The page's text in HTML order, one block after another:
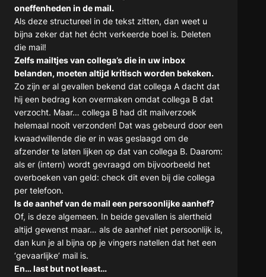
oneffenheden in de mail.
Als deze structureel in de tekst zitten, dan weet u
bijna zeker dat het écht verkeerde boel is. Deleten
die mail!
Zelfs mailtjes van collega’s die in uw inbox
belanden, moeten altijd kritisch worden bekeken.
Zo zijn er al gevallen bekend dat collega A dacht dat
hij een bedrag kon overmaken omdat collega B dat
verzocht. Maar… collega B had dit mailverzoek
helemaal nooit verzonden! Dat was gebeurd door een
kwaadwillende die er in was geslaagd om de
afzender te laten lijken op dat van collega B. Daarom:
als er (intern) wordt gevraagd om bijvoorbeeld het
overboeken van geld: check dit even bij die collega
per telefoon.
Is de aanhef van de mail een persoonlijke aanhef?
Of, is deze algemeen. In beide gevallen is alertheid
altijd gewenst maar… als de aanhef niet persoonlijk is,
dan kun je al bijna op je vingers natellen dat het een
‘gevaarlijke’ mail is.
En… last but not least…